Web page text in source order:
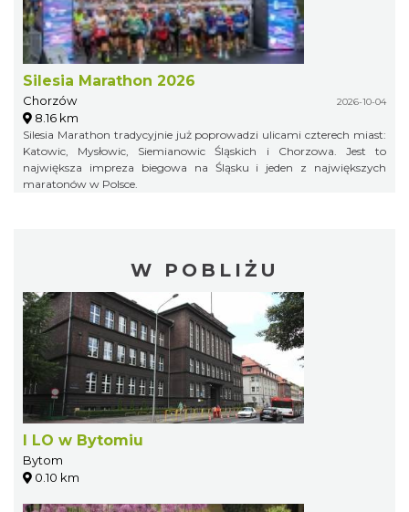
Silesia Marathon 2026
Chorzów 2026-10-04
8.16 km
Silesia Marathon tradycyjnie już poprowadzi ulicami czterech miast:
Katowic, Mysłowic, Siemianowic Śląskich i Chorzowa. Jest to
największa impreza biegowa na Śląsku i jeden z największych
maratonów w Polsce.
W POBLIŻU
I LO w Bytomiu
Bytom
0.10 km